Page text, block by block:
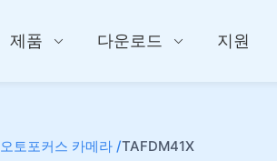
제품 다운로드 지원
오토포커스 카메라 /TAFDM41X